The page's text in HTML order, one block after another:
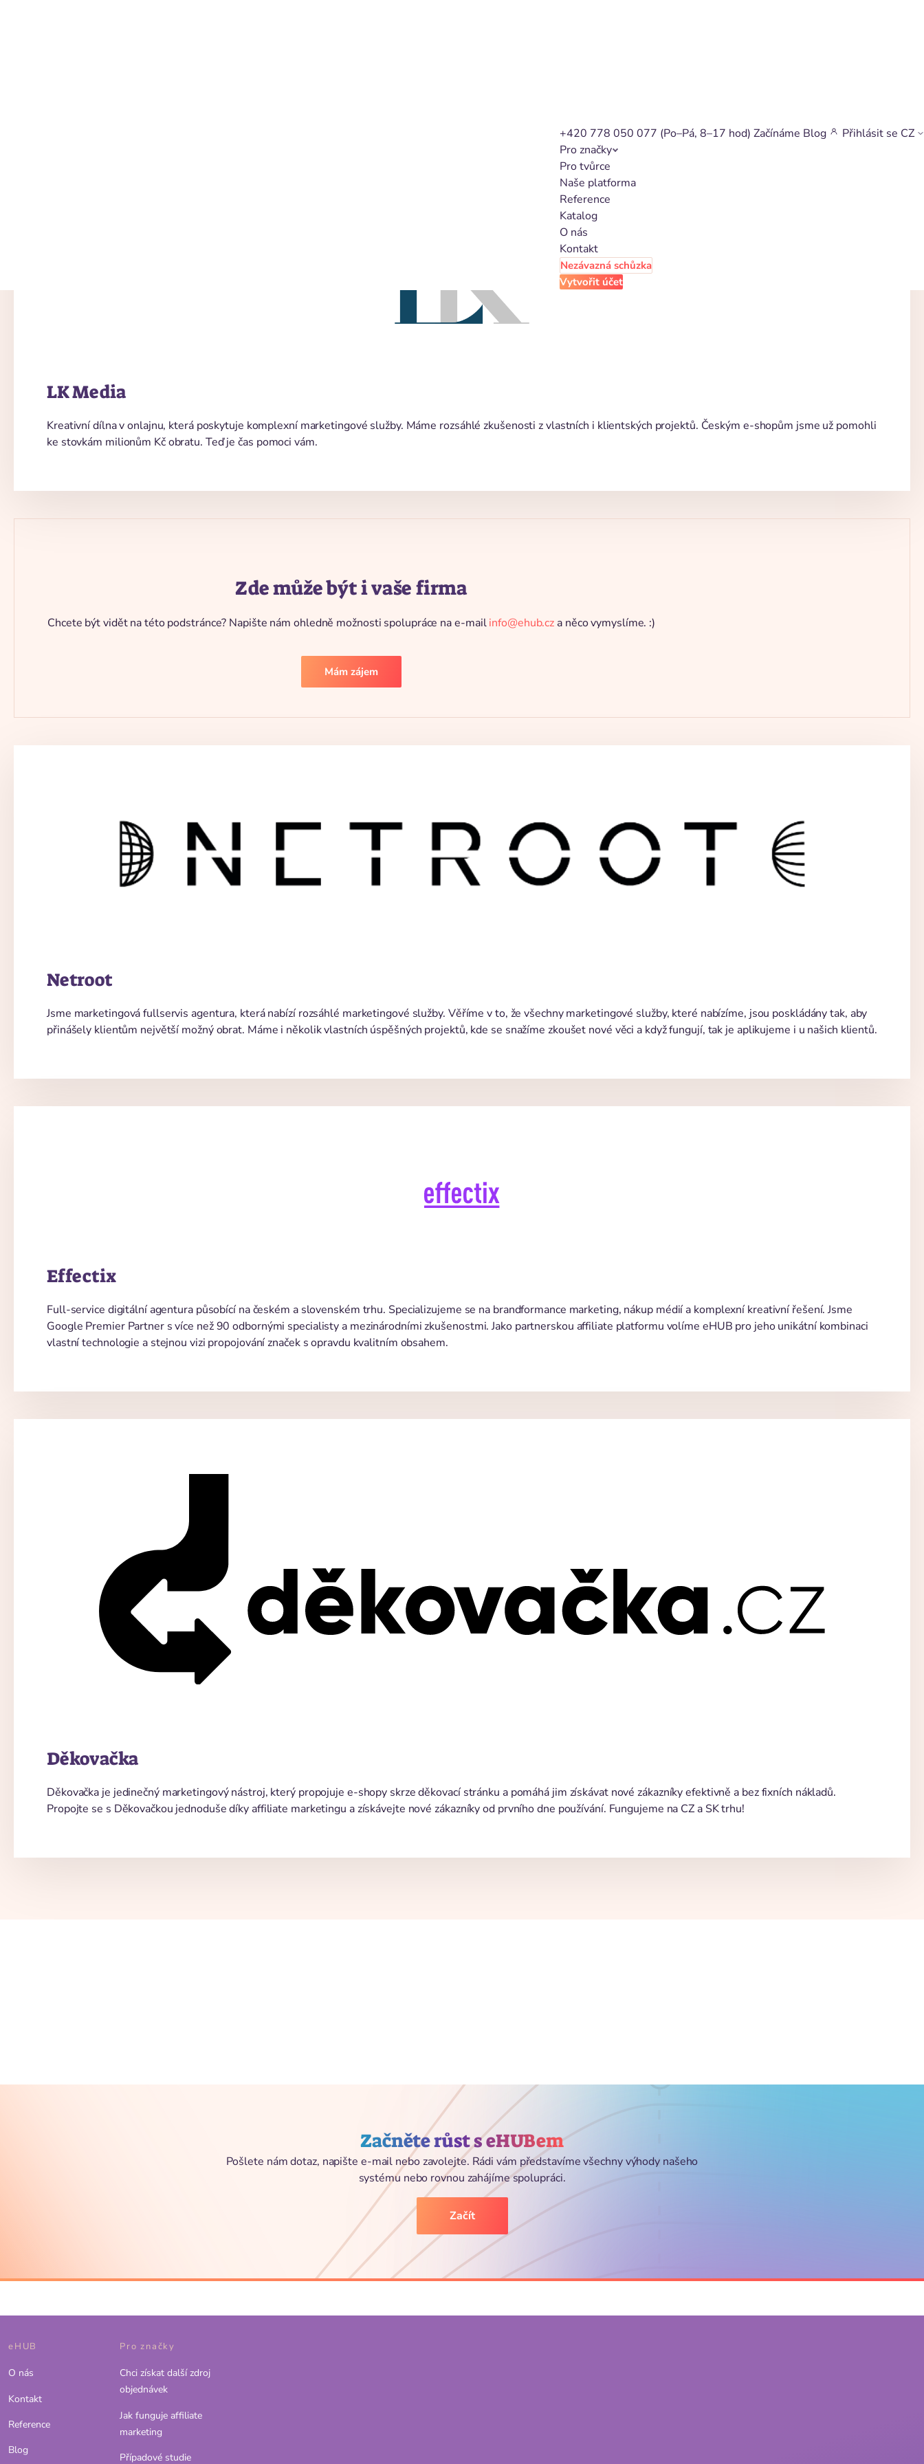
Nezávazná schůzka
Vytvořit účet
LK Media
Kreativní dílna v onlajnu, která poskytuje komplexní marketingové služby. Máme rozsáhlé zkušenosti z vlastních i klientských projektů. Českým e-shopům jsme už pomohli
ke stovkám milionům Kč obratu. Teď je čas pomoci vám.
Zde může být i vaše firma
Chcete být vidět na této podstránce? Napište nám ohledně možnosti spolupráce na e-mailinfo@ehub.cz a něco vymyslíme. :)
Mám zájem
Netroot
Jsme marketingová fullservis agentura, která nabízí rozsáhlé marketingové služby. Věříme v to, že všechny marketingové služby, které nabízíme, jsou poskládány tak, aby
přinášely klientům největší možný obrat. Máme i několik vlastních úspěšných projektů, kde se snažíme zkoušet nové věci a když fungují, tak je aplikujeme i u našich klientů.
Effectix
Full-service digitální agentura působící na českém a slovenském trhu. Specializujeme se na brandformance marketing, nákup médií a komplexní kreativní řešení. Jsme
Google Premier Partner s více než 90 odbornými specialisty a mezinárodními zkušenostmi. Jako partnerskou affiliate platformu volíme eHUB pro jeho unikátní kombinaci
vlastní technologie a stejnou vizi propojování značek s opravdu kvalitním obsahem.
Děkovačka
Děkovačka je jedinečný marketingový nástroj, který propojuje e-shopy skrze děkovací stránku a pomáhá jim získávat nové zákazníky efektivně a bez fixních nákladů.
Propojte se s Děkovačkou jednoduše díky affiliate marketingu a získávejte nové zákazníky od prvního dne používání. Fungujeme na CZ a SK trhu!
Začněte růst s eHUBem
Pošlete nám dotaz, napište e-mail nebo zavolejte. Rádi vám představíme všechny výhody našeho
systému nebo rovnou zahájíme spolupráci.
Začít
eHUB
O nás
Kontakt
Reference
Blog
Pro značky
Chci získat další zdroj
objednávek
Jak funguje affiliate
marketing
Případové studie